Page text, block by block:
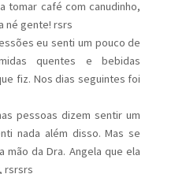
tomar café com canudinho,
né gente! rsrs
eu senti um pouco de
quentes e bebidas
fiz. Nos dias seguintes foi
pessoas dizem sentir um
nada além disso. Mas se
da Dra. Angela que ela
rsrsrs